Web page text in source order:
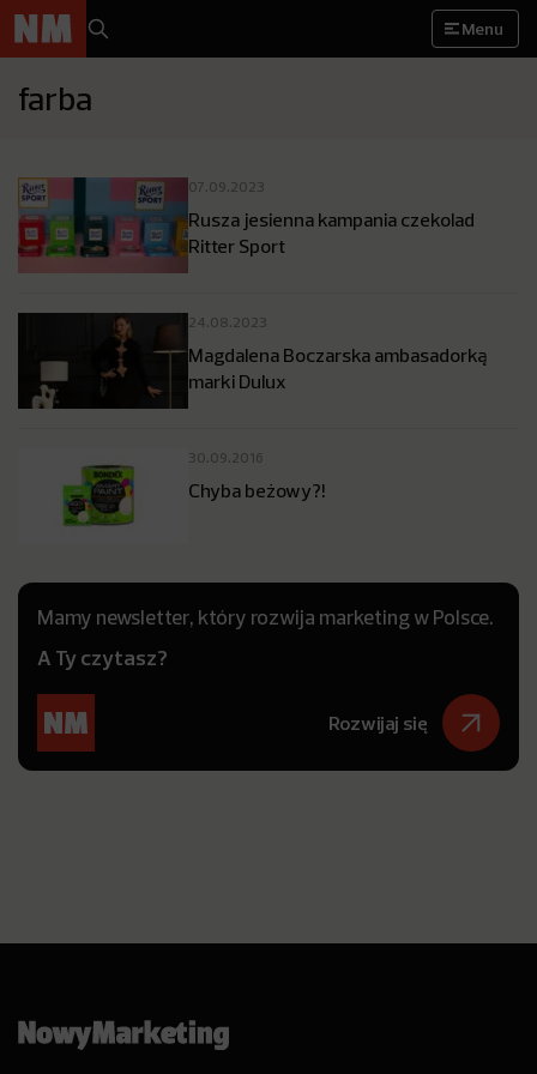
Menu
farba
07.09.2023
Rusza jesienna kampania czekolad
Ritter Sport
24.08.2023
Magdalena Boczarska ambasadorką
marki Dulux
30.09.2016
Chyba beżowy?!
Mamy newsletter, który rozwija marketing w Polsce.
A Ty czytasz?
Rozwijaj się